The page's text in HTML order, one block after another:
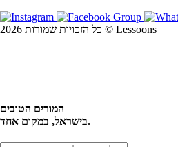
כל הזכויות שמורות 2026 © Lessoons
המורים הטובים
בישראל, במקום אחד.